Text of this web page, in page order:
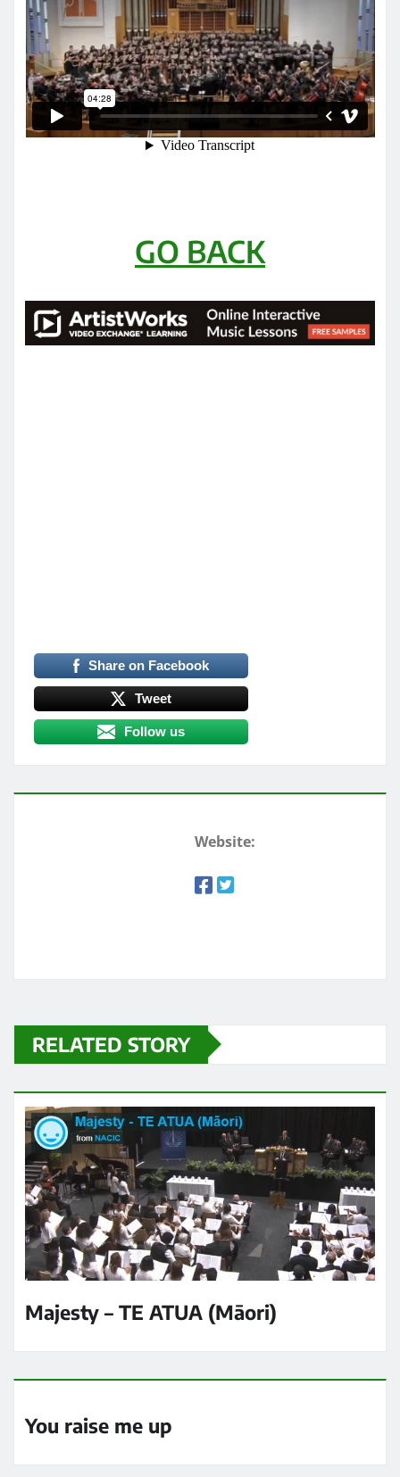
GO BACK
Share on Facebook
Tweet
Follow us
Website:
RELATED STORY
Majesty – TE ATUA (Māori)
You raise me up